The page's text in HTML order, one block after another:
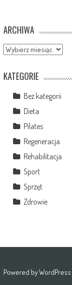
ARCHIWA
Archiwa
KATEGORIE
Bez kategorii
Dieta
Pilates
Regeneracja
Rehabilitacja
Sport
Sprzęt
Zdrowie
Powered byWordPress